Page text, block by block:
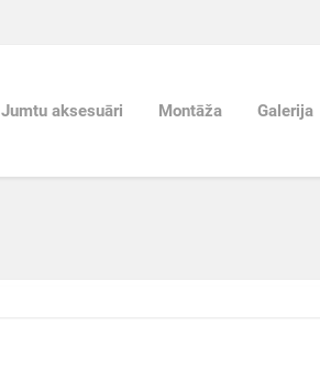
Jumtu aksesuāri Montāža Galerija